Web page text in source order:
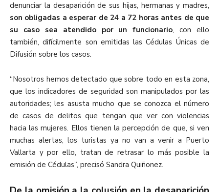
denunciar la desaparición de sus hijas, hermanas y madres,
son obligadas a esperar de 24 a 72 horas antes de que
su caso sea atendido por un funcionario, con ello
también, difícilmente son emitidas las Cédulas Únicas de
Difusión sobre los casos.
“Nosotros hemos detectado que sobre todo en esta zona,
que los indicadores de seguridad son manipulados por las
autoridades; les asusta mucho que se conozca el número
de casos de delitos que tengan que ver con violencias
hacia las mujeres. Ellos tienen la percepción de que, si ven
muchas alertas, los turistas ya no van a venir a Puerto
Vallarta y por ello, tratan de retrasar lo más posible la
emisión de Cédulas”, precisó Sandra Quiñonez.